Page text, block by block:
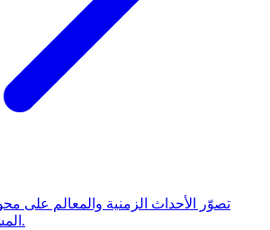
تصوّر الأحداث الزمنية والمعالم على
المشاريع وخرائط الطريق.